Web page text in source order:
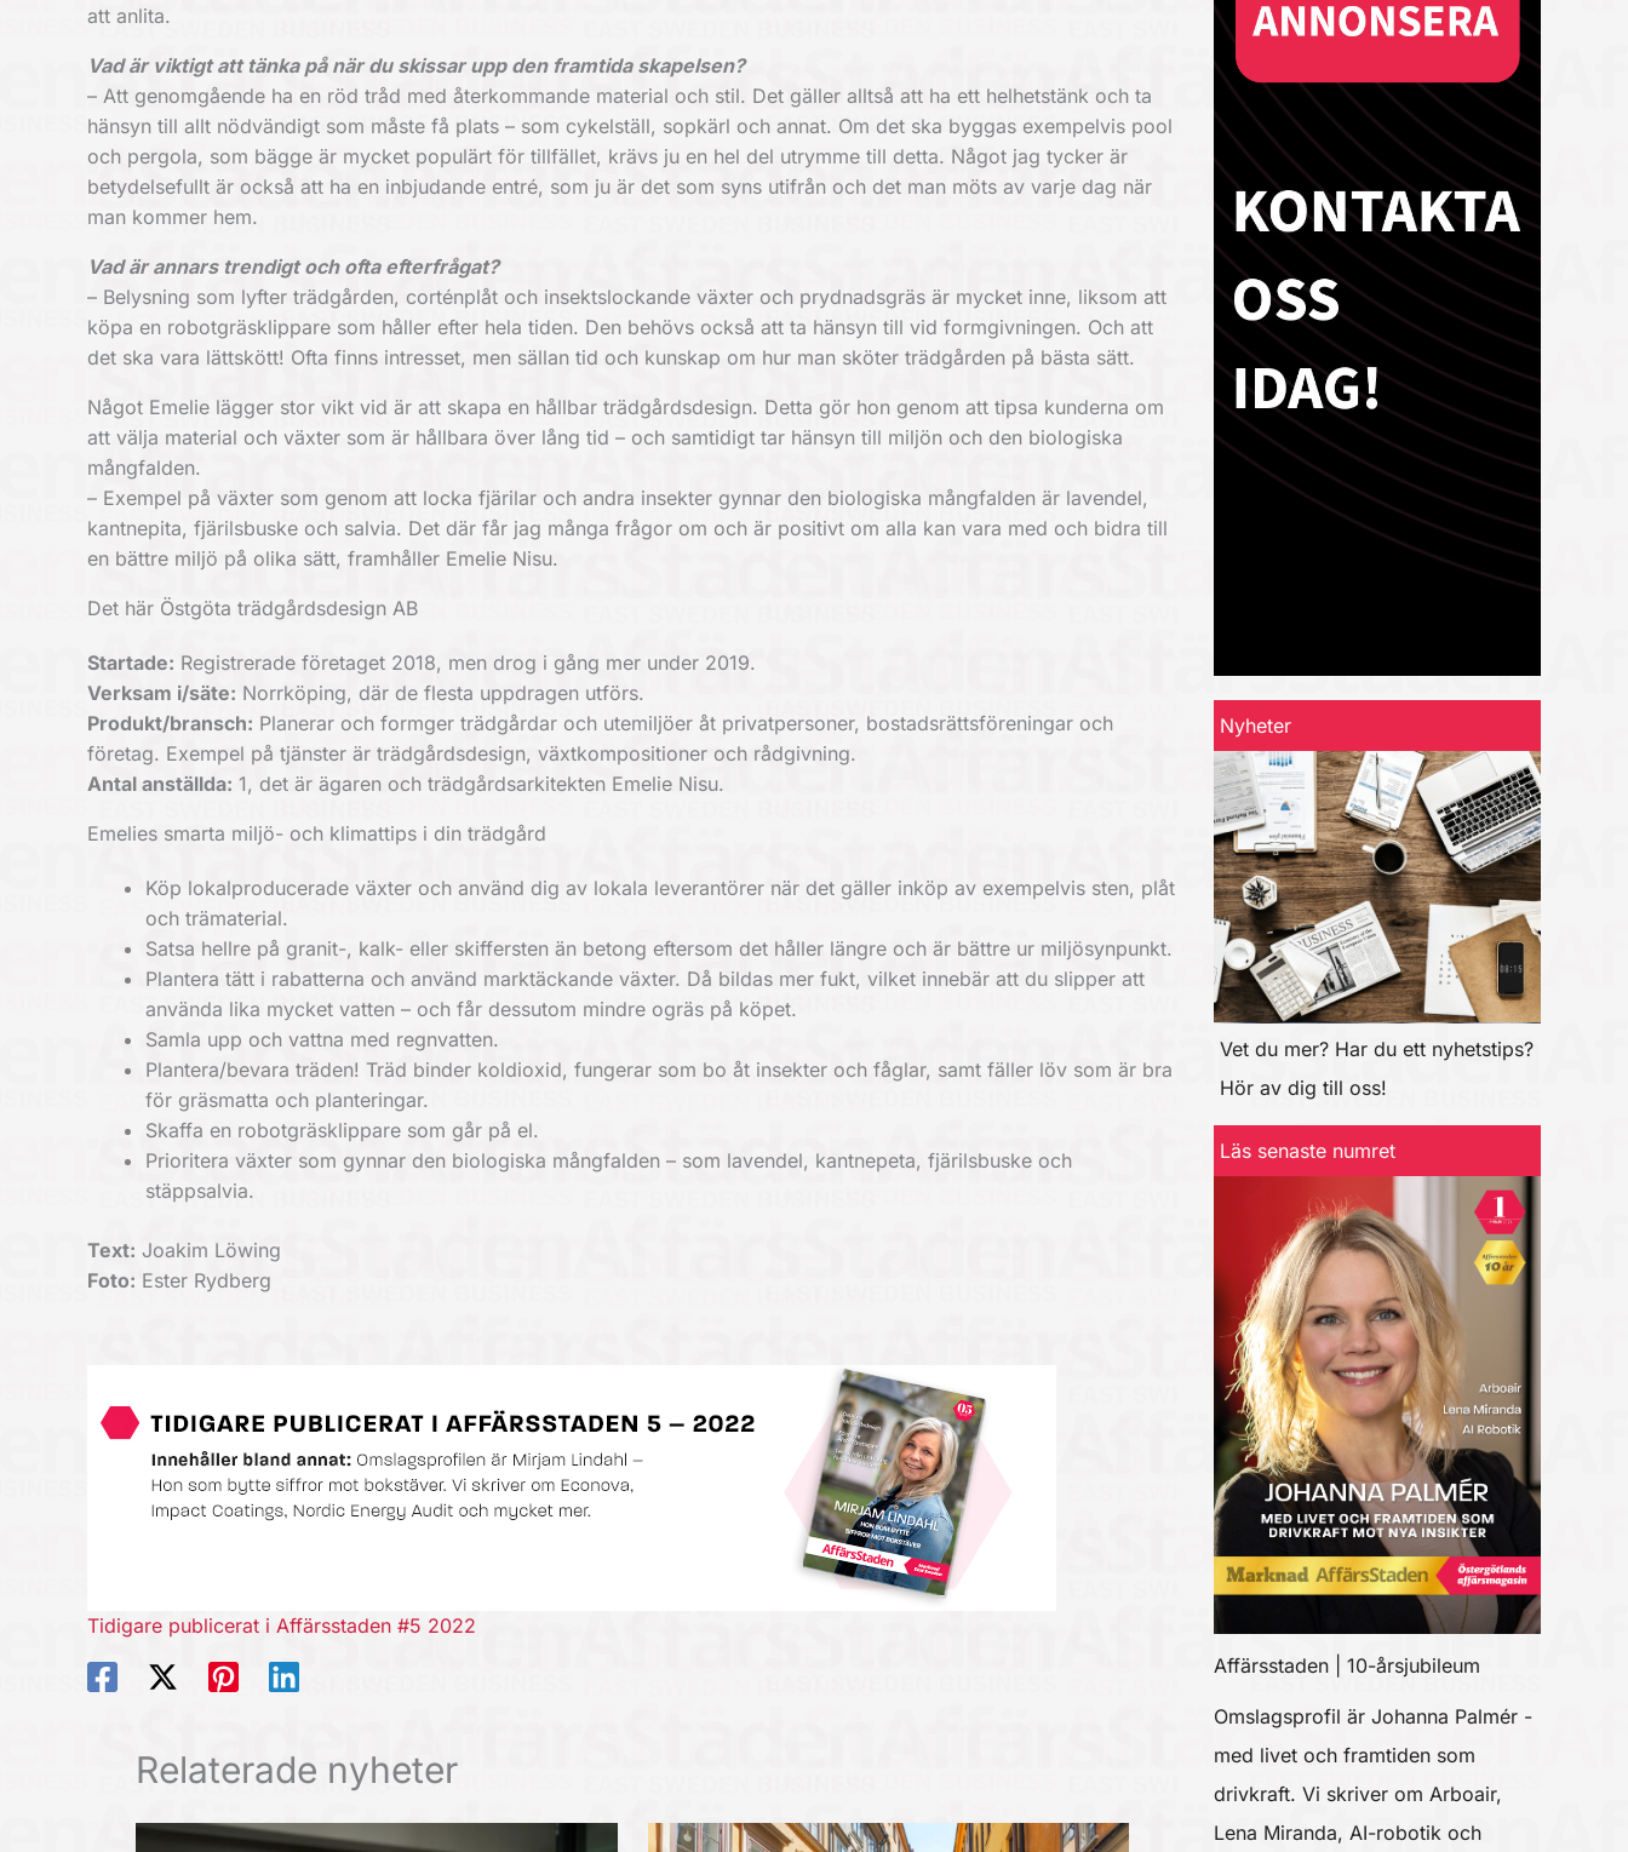
att anlita.
Vad är viktigt att tänka på när du skissar upp den framtida skapelsen?
– Att genomgående ha en röd tråd med återkommande material och stil. Det gäller alltså att ha ett helhetstänk och ta
hänsyn till allt nödvändigt som måste få plats – som cykelställ, sopkärl och annat. Om det ska byggas exempelvis pool
och pergola, som bägge är mycket populärt för tillfället, krävs ju en hel del utrymme till detta. Något jag tycker är
betydelsefullt är också att ha en inbjudande entré, som ju är det som syns utifrån och det man möts av varje dag när
man kommer hem.
Vad är annars trendigt och ofta efterfrågat?
– Belysning som lyfter trädgården, corténplåt och insektslockande växter och prydnadsgräs är mycket inne, liksom att
köpa en robotgräsklippare som håller efter hela tiden. Den behövs också att ta hänsyn till vid formgivningen. Och att
det ska vara lättskött! Ofta finns intresset, men sällan tid och kunskap om hur man sköter trädgården på bästa sätt.
Något Emelie lägger stor vikt vid är att skapa en hållbar trädgårdsdesign. Detta gör hon genom att tipsa kunderna om
att välja material och växter som är hållbara över lång tid – och samtidigt tar hänsyn till miljön och den biologiska
mångfalden.
– Exempel på växter som genom att locka fjärilar och andra insekter gynnar den biologiska mångfalden är lavendel,
kantnepita, fjärilsbuske och salvia. Det där får jag många frågor om och är positivt om alla kan vara med och bidra till
en bättre miljö på olika sätt, framhåller Emelie Nisu.
Det här Östgöta trädgårdsdesign AB
Startade: Registrerade företaget 2018, men drog i gång mer under 2019.
Verksam i/säte: Norrköping, där de flesta uppdragen utförs.
Produkt/bransch: Planerar och formger trädgårdar och utemiljöer åt privatpersoner, bostadsrättsföreningar och
företag. Exempel på tjänster är trädgårdsdesign, växtkompositioner och rådgivning.
Antal anställda: 1, det är ägaren och trädgårdsarkitekten Emelie Nisu.
Emelies smarta miljö- och klimattips i din trädgård
Köp lokalproducerade växter och använd dig av lokala leverantörer när det gäller inköp av exempelvis sten, plåt
och trämaterial.
Satsa hellre på granit-, kalk- eller skiffersten än betong eftersom det håller längre och är bättre ur miljösynpunkt.
Plantera tätt i rabatterna och använd marktäckande växter. Då bildas mer fukt, vilket innebär att du slipper att
använda lika mycket vatten – och får dessutom mindre ogräs på köpet.
Samla upp och vattna med regnvatten.
Plantera/bevara träden! Träd binder koldioxid, fungerar som bo åt insekter och fåglar, samt fäller löv som är bra
för gräsmatta och planteringar.
Skaffa en robotgräsklippare som går på el.
Prioritera växter som gynnar den biologiska mångfalden – som lavendel, kantnepeta, fjärilsbuske och
stäppsalvia.
Text: Joakim Löwing
Foto: Ester Rydberg
Tidigare publicerat i Affärsstaden #5 2022
Relaterade nyheter
Nyheter
Vet du mer? Har du ett nyhetstips?
Hör av dig till oss!
Läs senaste numret
Affärsstaden | 10-årsjubileum
Omslagsprofil är Johanna Palmér -
med livet och framtiden som
drivkraft. Vi skriver om Arboair,
Lena Miranda, AI-robotik och